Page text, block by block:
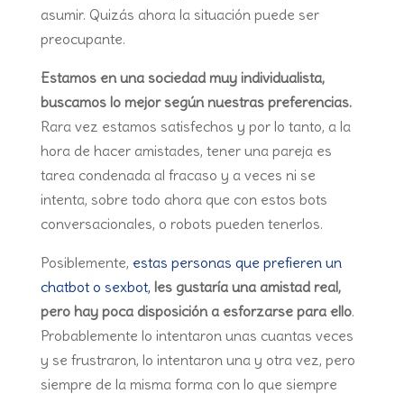
asumir. Quizás ahora la situación puede ser
preocupante.
Estamos en una sociedad muy individualista,
buscamos lo mejor según nuestras preferencias.
Rara vez estamos satisfechos y por lo tanto, a la
hora de hacer amistades, tener una pareja es
tarea condenada al fracaso y a veces ni se
intenta, sobre todo ahora que con estos bots
conversacionales, o robots pueden tenerlos.
Posiblemente, estas personas que prefieren un
chatbot o sexbot, les gustaría una amistad real,
pero hay poca disposición a esforzarse para ello.
Probablemente lo intentaron unas cuantas veces
y se frustraron, lo intentaron una y otra vez, pero
siempre de la misma forma con lo que siempre